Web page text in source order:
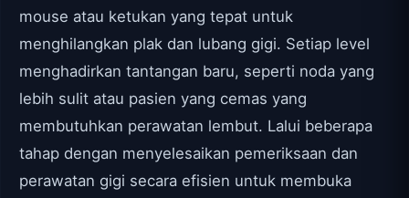
mouse atau ketukan yang tepat untuk
menghilangkan plak dan lubang gigi. Setiap level
menghadirkan tantangan baru, seperti noda yang
lebih sulit atau pasien yang cemas yang
membutuhkan perawatan lembut. Lalui beberapa
tahap dengan menyelesaikan pemeriksaan dan
perawatan gigi secara efisien untuk membuka